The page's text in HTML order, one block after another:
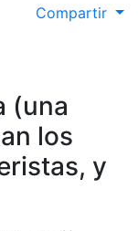
Compartir
(una
los
y